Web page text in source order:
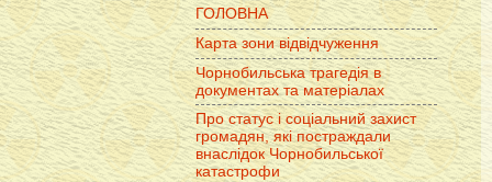
ГОЛОВНА
Карта зони відвідчуження
Чорнобильська трагедія в
документах та матеріалах
Про статус і соціальний захист
громадян, які постраждали
внаслідок Чорнобильської
катастрофи